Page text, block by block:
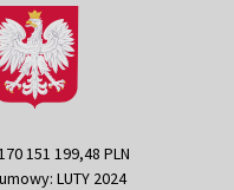
151 199,48 PLN
LUTY 2024